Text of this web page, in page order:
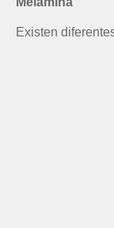
Existen